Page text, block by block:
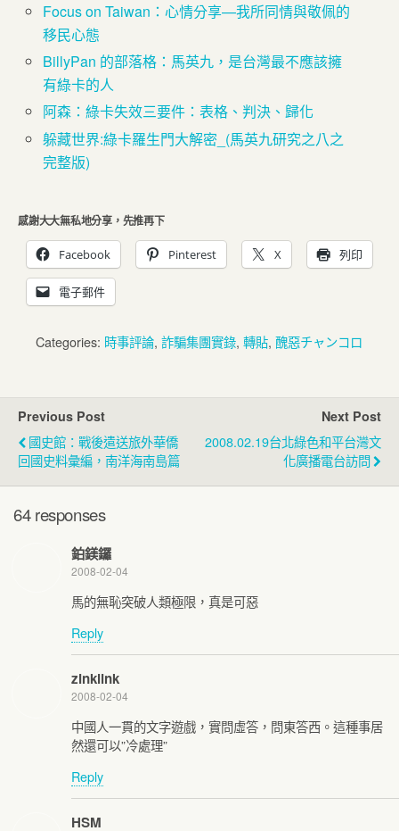
Focus on Taiwan：心情分享—我所同情與敬佩的
移民心態
BillyPan 的部落格：馬英九，是台灣最不應該擁
有綠卡的人
阿森：綠卡失效三要件：表格、判決、歸化
躲藏世界:綠卡羅生門大解密_(馬英九研究之八之
完整版)
感謝大大無私地分享，先推再下
Facebook Pinterest X 列印
電子郵件
Categories: 時事評論, 詐騙集團實錄, 轉貼, 醜惡チャンコロ
Previous Post
國史館：戰後遣送旅外華僑
回國史料彙編，南洋海南島篇
Next Post
2008.02.19台北綠色和平台灣文
化廣播電台訪問
64 responses
鉑鎂鑼
2008-02-04
馬的無恥突破人類極限，真是可惡
Reply
zinklink
2008-02-04
中國人一貫的文字遊戲，實問虛答，問東答西。這種事居
然還可以”冷處理”
Reply
HSM